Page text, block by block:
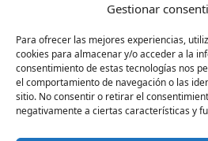
Gestionar
Para ofrecer las mejores experiencias,
cookies para almacenar y/o acceder a la
consentimiento de estas tecnologías nos
el comportamiento de navegación o las
sitio. No consentir o retirar el
negativamente a ciertas características y
Consulte nuestroAviso
© Copyright 2026